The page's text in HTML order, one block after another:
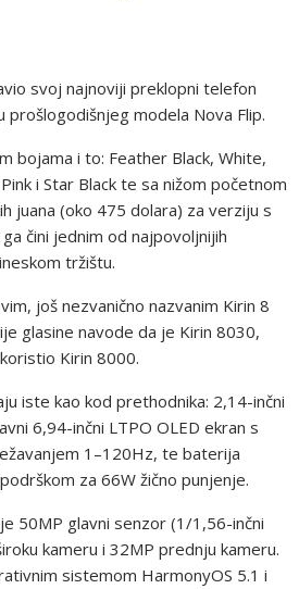
svoj najnoviji preklopni telefon
prošlogodišnjeg modela Nova Flip.
bojama i to: Feather Black, White,
i Star Black te sa nižom početnom
juana (oko 475 dolara) za verziju s
čini jednim od najpovoljnijih
tržištu.
još nezvanično nazvanim Kirin 8
glasine navode da je Kirin 8030,
Kirin 8000.
iste kao kod prethodnika: 2,14-inčni
6,94-inčni LTPO OLED ekran s
1–120Hz, te baterija
za 66W žično punjenje.
50MP glavni senzor (1/1,56-inčni
kameru i 32MP prednju kameru.
sistemom HarmonyOS 5.1 i